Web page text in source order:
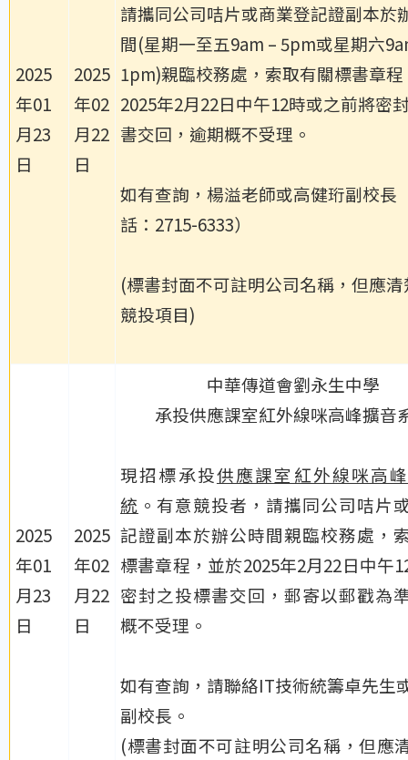
2025
年01
月23
日
2025
年02
月22
日
請攜同公司咭片或商業登記證副本於
間(星期一至五9am – 5pm或星期六
1pm)親臨校務處，索取有關標書章
2025年2月22日中午12時或之前將密
書交回，逾期概不受理。
如有查詢，楊溢老師或高健珩副校長
話：2715-6333）
(標書封面不可註明公司名稱，但應
競投項目)
2025
年01
月23
日
2025
年02
月22
日
中華傳道會劉永生中學
承投供應課室紅外線咪高峰擴音
現招標承投供應課室紅外線咪高
統 。有意競投者，請攜同公司咭片
記證副本於辦公時間親臨校務處，
標書章程，並於2025年2月22日中午
密封之投標書交回，郵寄以郵戳為
概不受理。
如有查詢， 請聯絡IT技術統籌卓先生
副校長。
(標書封面不可註明公司名稱，但應